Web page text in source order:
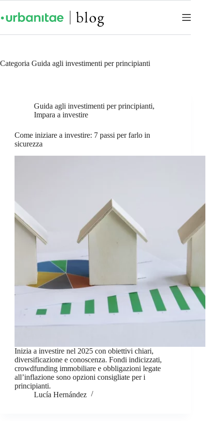
Categoria Guida agli investimenti per principianti
Guida agli investimenti per principianti,
Impara a investire
Come iniziare a investire: 7 passi per farlo in
sicurezza
Inizia a investire nel 2025 con obiettivi chiari,
diversificazione e conoscenza. Fondi indicizzati,
crowdfunding immobiliare e obbligazioni legate
all’inflazione sono opzioni consigliate per i
principianti.
Lucía Hernández